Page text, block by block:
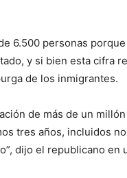
6.500 personas
y si bien esta cifra
de los inmigrantes.
de más de un
tres años, incluidos
dijo el republicano en